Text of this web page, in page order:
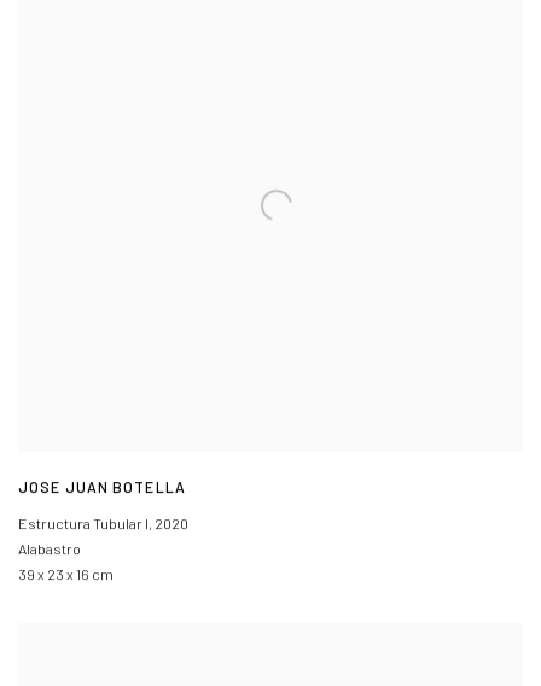
JOSE JUAN BOTELLA
Estructura Tubular I, 2020
Alabastro
39 x 23 x 16 cm